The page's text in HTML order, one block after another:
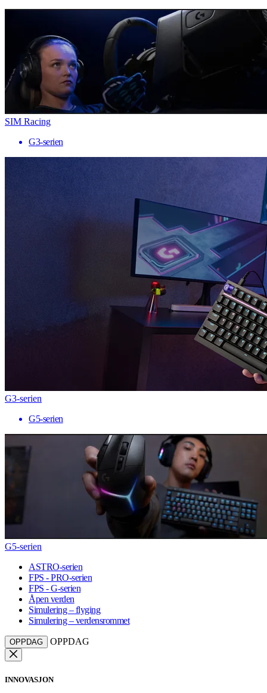
SIM Racing
G3-serien
G3-serien
G5-serien
G5-serien
ASTRO-serien
FPS - PRO-serien
FPS - G-serien
Åpen verden
Simulering – flyging
Simulering – verdensrommet
OPPDAG OPPDAG
INNOVASJON